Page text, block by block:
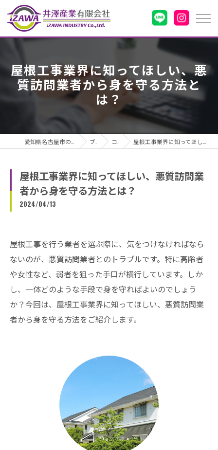
屋根工事業界に知ってほしい、悪
質訪問業者から身を守る方法と
は？
ブログ コラム 屋根工事業界に知ってほしい、悪質訪問業者から身を守る方法とは？
屋根工事業界に知ってほしい、悪質訪問業
者から身を守る方法とは？
2024/04/13
屋根工事を行う業者を選ぶ際に、気をつけなければなら
ないのが、悪質訪問業者とのトラブルです。特に高齢者
や女性など、弱者を狙った手口が横行しています。しか
し、一体どのような手段で身を守ればよいのでしょう
か？今回は、屋根工事業界に知ってほしい、悪質訪問業
者から身を守る方法をご紹介します。